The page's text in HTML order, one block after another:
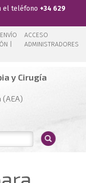
el teléfono +34 629
|
ACCESO
ADMINISTRADORES
y Cirugía